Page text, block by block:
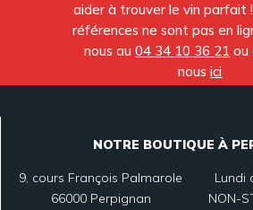
aider à trouver le vin parfait
références ne sont pas en
nous au04 34 10 36 21 ou
nousici
NOTRE BOUTIQUE À
9, cours François Palmarole
66000 Perpignan
Lundi
NON-